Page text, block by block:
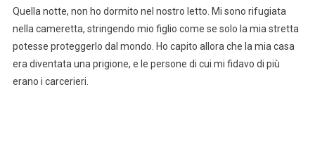
Quella notte, non ho dormito nel nostro letto. Mi sono rifugiata
nella cameretta, stringendo mio figlio come se solo la mia stretta
potesse proteggerlo dal mondo. Ho capito allora che la mia casa
era diventata una prigione, e le persone di cui mi fidavo di più
erano i carcerieri.